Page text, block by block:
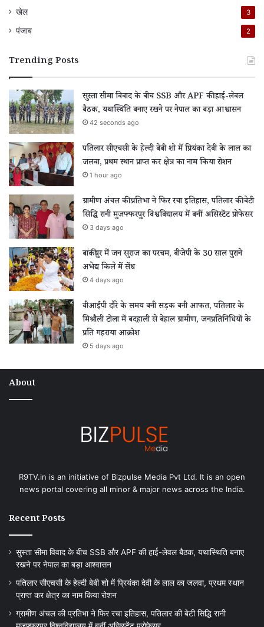
खेल 3
पंजाब 2
Trending Posts
सुस्ता सीमा विवाद के बीच SSB और APF की हाई-लेवल
बैठक, यथास्थिति बनाए रखने पर नेपाल का बड़ा आश्वासन
42 seconds ago
पतिलार सीएचसी के हेल्दी बेबी शो में प्रियंका देवी के लाल का
जलवा, प्रथम स्थान प्राप्त कर क्षेत्र का नाम किया रोशन
1 hour ago
ग्रामीण अंचल की प्रतिभा ने फिर रचा इतिहास, पतिलार की बेटी
सिद्धि रानी मुजफ्फरपुर विश्वविद्यालय में बनीं असिस्टेंट प्रोफेसर
3 days ago
बांकीपुर में जन सुराज का परचम, बीजेपी के 30 साल पुराने
अभेद्य किले में सेंध
4 days ago
वीआईपी दौरे के समय बनी सड़क बनी आफत, पतिलार के
मिश्रौली टोला में बदहाली से बेहाल ग्रामीण, जनप्रतिनिधियों के
प्रति गहराया आक्रोश
5 days ago
About
R9TV.in is an initiative of Bizpulse Media Pvt Ltd. It is an open
news portal covering all minor & major news across the India.
Recent Posts
सुस्ता सीमा विवाद के बीच SSB और APF की हाई-लेवल बैठक, यथास्थिति बनाए
रखने पर नेपाल का बड़ा आश्वासन
पतिलार सीएचसी के हेल्दी बेबी शो में प्रियंका देवी के लाल का जलवा, प्रथम स्थान
प्राप्त कर क्षेत्र का नाम किया रोशन
ग्रामीण अंचल की प्रतिभा ने फिर रचा इतिहास, पतिलार की बेटी सिद्धि रानी